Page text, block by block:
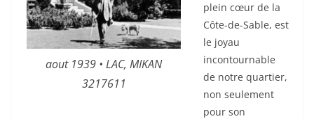
aout 1939 • LAC, MIKAN
3217611
plein cœur de la
Côte-de-Sable, est
le joyau
incontournable
de notre quartier,
non seulement
pour son